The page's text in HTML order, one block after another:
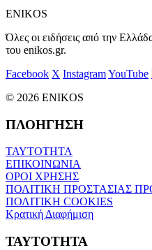
ENIKOS
Όλες οι ειδήσεις από την
του enikos.gr.
Facebook X InstagramYouTube
© 2026 ENIKOS
ΠΛΟΗΓΗΣΗ
ΤΑΥΤΟΤΗΤΑ
ΕΠΙΚΟΙΝΩΝΙΑ
ΟΡΟΙ ΧΡΗΣΗΣ
ΠΟΛΙΤΙΚΗ ΠΡΟΣΤΑΣΙΑΣ
ΠΟΛΙΤΙΚΗ COOKIES
Κρατική Διαφήμιση
ΤΑΥΤΟΤΗΤΑ